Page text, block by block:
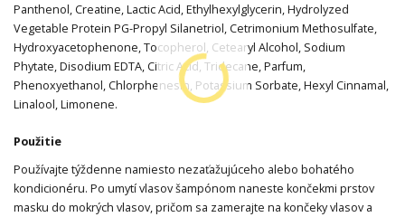
Panthenol, Creatine, Lactic Acid, Ethylhexylglycerin, Hydrolyzed
Vegetable Protein PG-Propyl Silanetriol, Cetrimonium Methosulfate,
Hydroxyacetophenone, Tocopherol, Cetearyl Alcohol, Sodium
Phytate, Disodium EDTA, Citric Acid, Tridecane, Parfum,
Phenoxyethanol, Chlorphenesin, Potassium Sorbate, Hexyl Cinnamal,
Linalool, Limonene.
Použitie
Používajte týždenne namiesto nezaťažujúceho alebo bohatého
kondicionéru. Po umytí vlasov šampónom naneste končekmi prstov
masku do mokrých vlasov, pričom sa zamerajte na končeky vlasov a